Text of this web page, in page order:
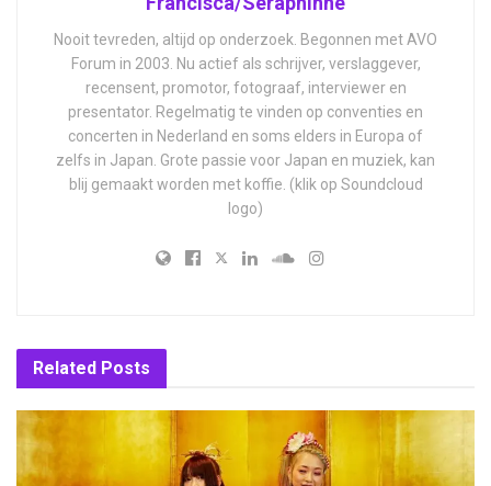
Nooit tevreden, altijd op onderzoek. Begonnen met AVO
Forum in 2003. Nu actief als schrijver, verslaggever,
recensent, promotor, fotograaf, interviewer en
presentator. Regelmatig te vinden op conventies en
concerten in Nederland en soms elders in Europa of
zelfs in Japan. Grote passie voor Japan en muziek, kan
blij gemaakt worden met koffie. (klik op Soundcloud
logo)
Related Posts